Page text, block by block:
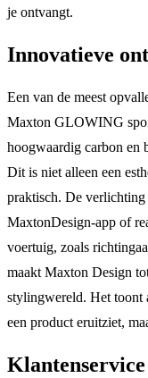
je ontvangt.
Innovatieve
Een van de meest
Maxton GLOWING
hoogwaardig carbon en
Dit is niet alleen een
praktisch. De
MaxtonDesign-app of
voertuig, zoals
maakt Maxton Design
stylingwereld. Het toont
een product eruitziet,